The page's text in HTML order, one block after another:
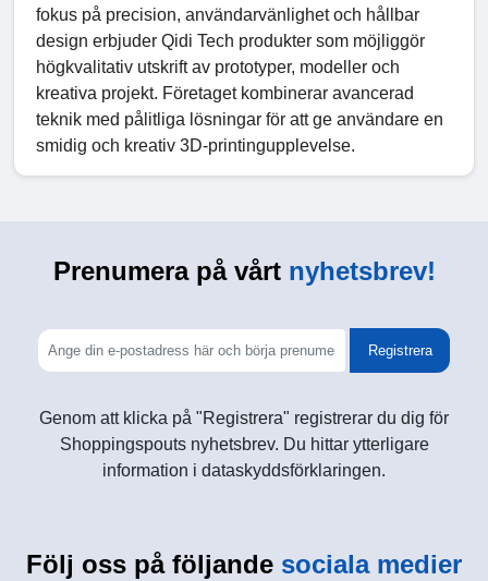
fokus på precision, användarvänlighet och hållbar
design erbjuder Qidi Tech produkter som möjliggör
högkvalitativ utskrift av prototyper, modeller och
kreativa projekt. Företaget kombinerar avancerad
teknik med pålitliga lösningar för att ge användare en
smidig och kreativ 3D-printingupplevelse.
Prenumera på vårtnyhetsbrev!
Registrera
Genom att klicka på "Registrera" registrerar du dig för
Shoppingspouts nyhetsbrev. Du hittar ytterligare
information i dataskyddsförklaringen.
Följ oss på följande sociala medier